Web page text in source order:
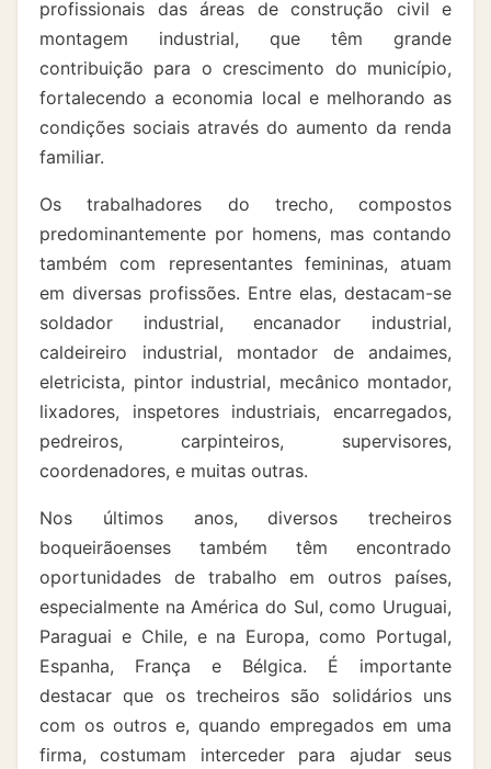
profissionais das áreas de construção civil e
montagem industrial, que têm grande
contribuição para o crescimento do município,
fortalecendo a economia local e melhorando as
condições sociais através do aumento da renda
familiar.
Os trabalhadores do trecho, compostos
predominantemente por homens, mas contando
também com representantes femininas, atuam
em diversas profissões. Entre elas, destacam-se
soldador industrial, encanador industrial,
caldeireiro industrial, montador de andaimes,
eletricista, pintor industrial, mecânico montador,
lixadores, inspetores industriais, encarregados,
pedreiros, carpinteiros, supervisores,
coordenadores, e muitas outras.
Nos últimos anos, diversos trecheiros
boqueirãoenses também têm encontrado
oportunidades de trabalho em outros países,
especialmente na América do Sul, como Uruguai,
Paraguai e Chile, e na Europa, como Portugal,
Espanha, França e Bélgica. É importante
destacar que os trecheiros são solidários uns
com os outros e, quando empregados em uma
firma, costumam interceder para ajudar seus